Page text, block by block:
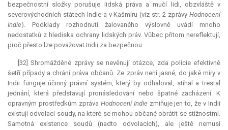
bezpečnostní složky porušuje lidská práva a mučí lidi, obzvláště v
severovýchodních státech Indie a v Kašmíru (viz str. 2 zprávy Hodnocení
Indie). Podklady rozhodnutí žalovaného výslovně uvádí mnoho
nedostatků z hlediska ochrany lidských práv. Vůbec přitom nereflektují,
proč přesto lze považovat Indii za bezpečnou.
[32] Shromážděné zprávy se nevěnují otázce, zda policie efektivně
šetří případy a chrání práva občanů. Ze zpráv není jasné, do jaké míry v
Indii funguje účinný právní systém, který by odhaloval, stíhal a trestal
jednání, která představují pronásledování nebo špatné zacházení. K
opravným prostředkům zpráva Hodnocení Indiezmiňuje jen to, že v Indii
existují odvolací soudy, na které se mohou občané obrátit se stížnostmi.
Samotná existence soudů (nadto odvolacích), ale ještě nemusí